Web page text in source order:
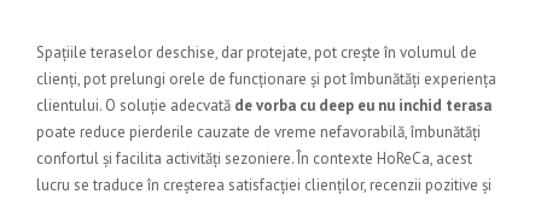
Spațiile teraselor deschise, dar protejate, pot crește în volumul de
clienți, pot prelungi orele de funcționare și pot îmbunătăți experiența
clientului. O soluție adecvată de vorba cu deep eu nu inchid terasa
poate reduce pierderile cauzate de vreme nefavorabilă, îmbunătăți
confortul și facilita activități sezoniere. În contexte HoReCa, acest
lucru se traduce în creșterea satisfacției clienților, recenzii pozitive și